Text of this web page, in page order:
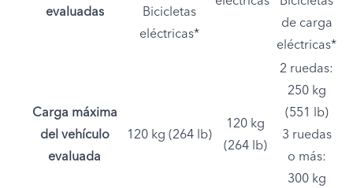
evaluadas
Bicicletas
eléctricas*
de carga
eléctricas*
Carga máxima
del vehículo
evaluada
120 kg (264 lb)
120 kg
(264 lb)
2 ruedas:
250 kg
(551 lb)
3 ruedas
o más:
300 kg